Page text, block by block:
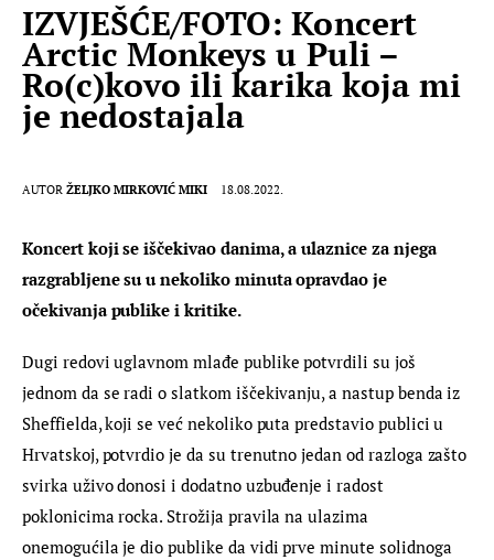
IZVJEŠĆE/FOTO: Koncert
Arctic Monkeys u Puli –
Ro(c)kovo ili karika koja mi
je nedostajala
AUTOR ŽELJKO MIRKOVIĆ MIKI 18.08.2022.
Koncert koji se iščekivao danima, a ulaznice za njega
razgrabljene su u nekoliko minuta opravdao je
očekivanja publike i kritike.
Dugi redovi uglavnom mlađe publike potvrdili su još
jednom da se radi o slatkom iščekivanju, a nastup benda iz
Sheffielda, koji se već nekoliko puta predstavio publici u
Hrvatskoj, potvrdio je da su trenutno jedan od razloga zašto
svirka uživo donosi i dodatno uzbuđenje i radost
poklonicima rocka. Strožija pravila na ulazima
onemogućila je dio publike da vidi prve minute solidnoga